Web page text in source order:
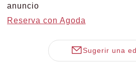
anuncio
Reserva con Agoda
Sugerir una